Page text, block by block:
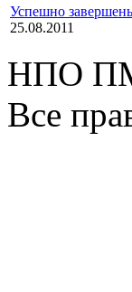
Успешно
25.08.2011
НПО ПМ
Все